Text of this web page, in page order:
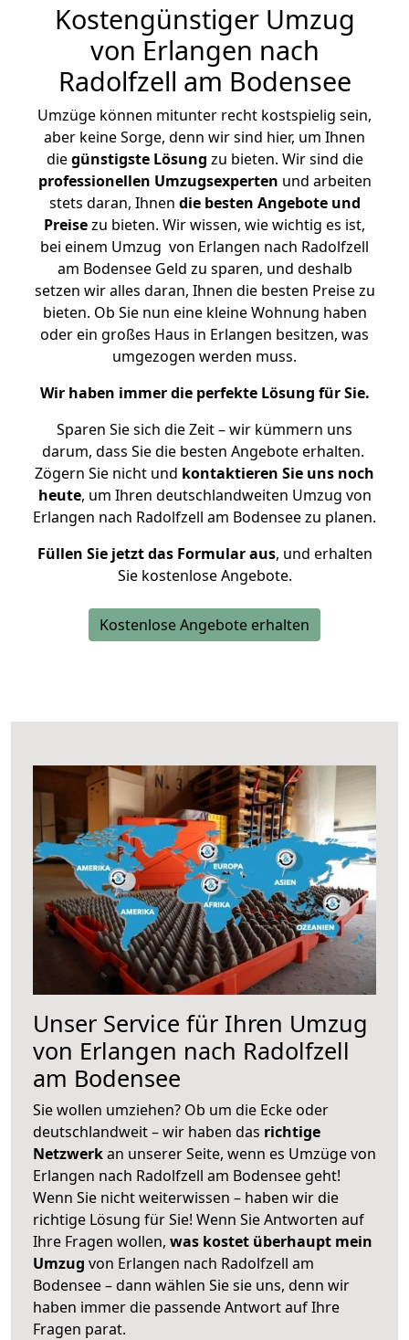
Kostengünstiger Umzug
von Erlangen nach
Radolfzell am Bodensee
Umzüge können mitunter recht kostspielig sein,
aber keine Sorge, denn wir sind hier, um Ihnen
diegünstigste Lösung zu bieten. Wir sind die
professionellen Umzugsexperten und arbeiten
stets daran, Ihnen die besten Angebote und
Preisezu bieten. Wir wissen, wie wichtig es ist,
bei einem Umzug von Erlangen nach Radolfzell
am Bodensee Geld zu sparen, und deshalb
setzen wir alles daran, Ihnen die besten Preise zu
bieten. Ob Sie nun eine kleine Wohnung haben
oder ein großes Haus in Erlangen besitzen, was
umgezogen werden muss.
Wir haben immer die perfekte Lösung für Sie.
Sparen Sie sich die Zeit – wir kümmern uns
darum, dass Sie die besten Angebote erhalten.
Zögern Sie nicht und kontaktieren Sie uns noch
heute, um Ihren deutschlandweiten Umzug von
Erlangen nach Radolfzell am Bodensee zu planen.
Füllen Sie jetzt das Formular aus, und erhalten
Sie kostenlose Angebote.
Kostenlose Angebote erhalten
Unser Service für Ihren Umzug
von Erlangen nach Radolfzell
am Bodensee
Sie wollen umziehen? Ob um die Ecke oder
deutschlandweit – wir haben das richtige
Netzwerkan unserer Seite, wenn es Umzüge von
Erlangen nach Radolfzell am Bodensee geht!
Wenn Sie nicht weiterwissen – haben wir die
richtige Lösung für Sie! Wenn Sie Antworten auf
Ihre Fragen wollen, was kostet überhaupt mein
Umzug von Erlangen nach Radolfzell am
Bodensee – dann wählen Sie sie uns, denn wir
haben immer die passende Antwort auf Ihre
Fragen parat.